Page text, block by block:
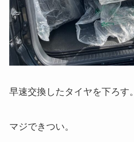
早速交換したタイヤを下ろす。
マジできつい。